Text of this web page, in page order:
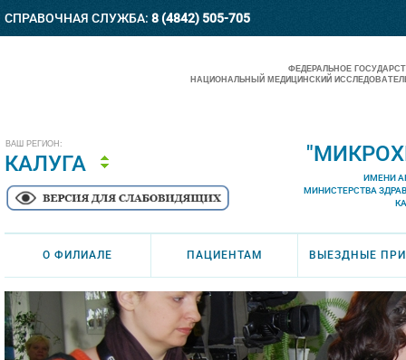
СПРАВОЧНАЯ СЛУЖБА: 8 (4842) 505-705
ВАШ РЕГИОН:
КАЛУГА
ФЕДЕРАЛЬНОЕ
НАЦИОНАЛЬНЫЙ МЕДИЦИНСКИЙ
ИМЕНИ
МИНИСТЕРСТВА
О ФИЛИАЛЕ ПАЦИЕНТАМ ВЫЕЗДНЫЕ